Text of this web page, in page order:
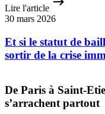
Lire l'article
30 mars 2026
Et si le statut de
sortir de la crise
De Paris à Saint-
s’arrachent partout